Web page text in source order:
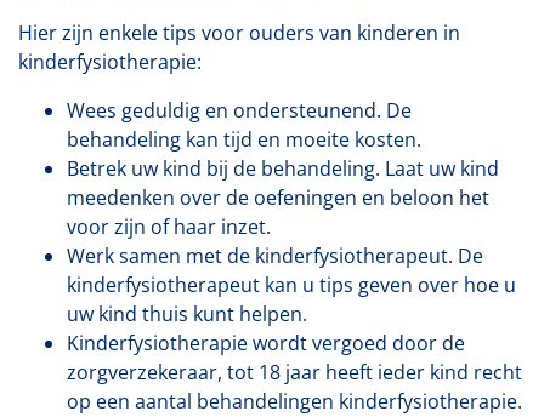
Hier zijn enkele tips voor ouders van kinderen in
kinderfysiotherapie:
Wees geduldig en ondersteunend. De
behandeling kan tijd en moeite kosten.
Betrek uw kind bij de behandeling. Laat uw kind
meedenken over de oefeningen en beloon het
voor zijn of haar inzet.
Werk samen met de kinderfysiotherapeut. De
kinderfysiotherapeut kan u tips geven over hoe u
uw kind thuis kunt helpen.
Kinderfysiotherapie wordt vergoed door de
zorgverzekeraar, tot 18 jaar heeft ieder kind recht
op een aantal behandelingen kinderfysiotherapie.